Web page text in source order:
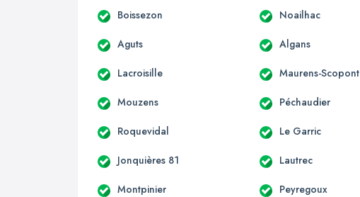
Boissezon Noailhac
Aguts Algans
Lacroisille Maurens-Scopont
Mouzens Péchaudier
Roquevidal Le Garric
Jonquières 81 Lautrec
Montpinier Peyregoux